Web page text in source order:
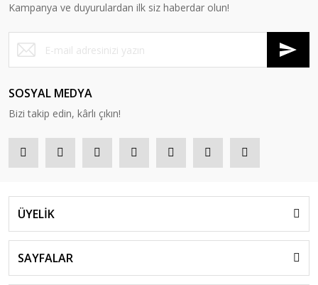
Kampanya ve duyurulardan ilk siz haberdar olun!
SOSYAL MEDYA
Bizi takip edin, kârlı çıkın!
ÜYELİK
SAYFALAR